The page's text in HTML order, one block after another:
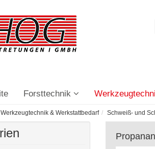
Forsttechnik
Werkzeugtechnik & Werkstattbedarf Schweiß- und